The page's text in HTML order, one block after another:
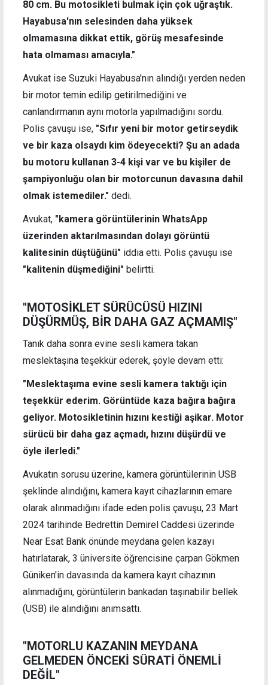
80 cm. Bu motosikleti bulmak için çok uğraştık.
Hayabusa'nın selesinden daha yüksek
olmamasına dikkat ettik, görüş mesafesinde
hata olmaması amacıyla."
Avukat ise Suzuki Hayabusa'nın alındığı yerden neden
bir motor temin edilip getirilmediğini ve
canlandırmanın aynı motorla yapılmadığını sordu.
Polis çavuşu ise, "Sıfır yeni bir motor getirseydik
ve bir kaza olsaydı kim ödeyecekti? Şu an adada
bu motoru kullanan 3-4 kişi var ve bu kişiler de
şampiyonluğu olan bir motorcunun davasına dahil
olmak istemediler." dedi.
Avukat, "kamera görüntülerinin WhatsApp
üzerinden aktarılmasından dolayı görüntü
kalitesinin düştüğünü" iddia etti. Polis çavuşu ise
"kalitenin düşmediğini" belirtti.
"MOTOSİKLET SÜRÜCÜSÜ HIZINI
DÜŞÜRMÜŞ, BİR DAHA GAZ AÇMAMIŞ"
Tanık daha sonra evine sesli kamera takan
meslektaşına teşekkür ederek, şöyle devam etti:
"Meslektaşıma evine sesli kamera taktığı için
teşekkür ederim. Görüntüde kaza bağıra bağıra
geliyor. Motosikletinin hızını kestiği aşikar. Motor
sürücü bir daha gaz açmadı, hızını düşürdü ve
öyle ilerledi."
Avukatın sorusu üzerine, kamera görüntülerinin USB
şeklinde alındığını, kamera kayıt cihazlarının emare
olarak alınmadığını ifade eden polis çavuşu, 23 Mart
2024 tarihinde Bedrettin Demirel Caddesi üzerinde
Near Esat Bank önünde meydana gelen kazayı
hatırlatarak, 3 üniversite öğrencisine çarpan Gökmen
Güniken'in davasında da kamera kayıt cihazının
alınmadığını, görüntülerin bankadan taşınabilir bellek
(USB) ile alındığını anımsattı.
"MOTORLU KAZANIN MEYDANA
GELMEDEN ÖNCEKİ SÜRATİ ÖNEMLİ
DEĞİL"